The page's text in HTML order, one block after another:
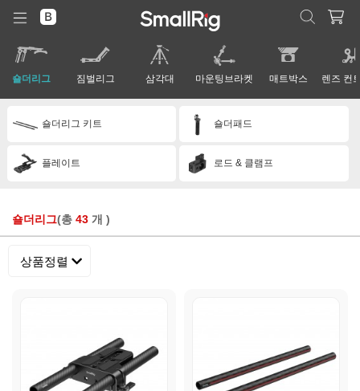
숄더리그 짐벌리그 삼각대 마운팅브라켓 매트박스
숄더리그 키트 숄더패드
플레이트 로드 & 클램프
숄더리그(총 43 개 )
상품정렬